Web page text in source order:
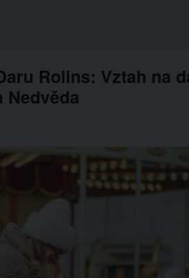
Rolins: Vztah na